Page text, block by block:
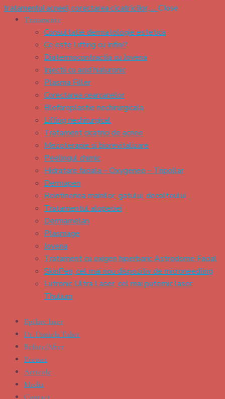
tratamentul acneei, corectarea cicatricilor, …
Close
Tratamente
Consultatie dermatologie estetica
Ce este Lifting cu Infini?
Diatermocontractia cu Jovena
Injectii cu acid hialuronic
Plasma Filler
Corectarea cearcanelor
Blefaroplastie nechirurgicala
Lifting nechirurgical
Tratament cicatrici de acnee
Mezoterapie si biorevitalizare
Peelingul chimic
Hidratare faciala – Oxygeneo – Tripollar
Dermapen
Reintineriea mainilor, gatului, decolteului
Tratamentul alopeciei
Dermamelan
Plasmage
Jovena
Tratament cu oxigen hiperbaric Astrodome Facial
SkinPen, cel mai nou dispozitiv de microneedling
Lutronic Ultra Laser, cel mai puternic laser
Thulium
Epilare laser
Dr. Daniela Taher
Before/After
Preturi
Articole
Media